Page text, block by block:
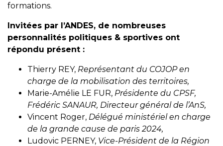
formations.
Invitées par l’ANDES, de nombreuses
personnalités politiques & sportives ont
répondu présent :
Thierry REY, Représentant du COJOP en
charge de la mobilisation des territoires,
Marie-Amélie LE FUR, Présidente du CPSF,
Frédéric SANAUR, Directeur général de l’AnS,
Vincent Roger, Délégué ministériel en charge
de la grande cause de paris 2024,
Ludovic PERNEY, Vice-Président de la Région